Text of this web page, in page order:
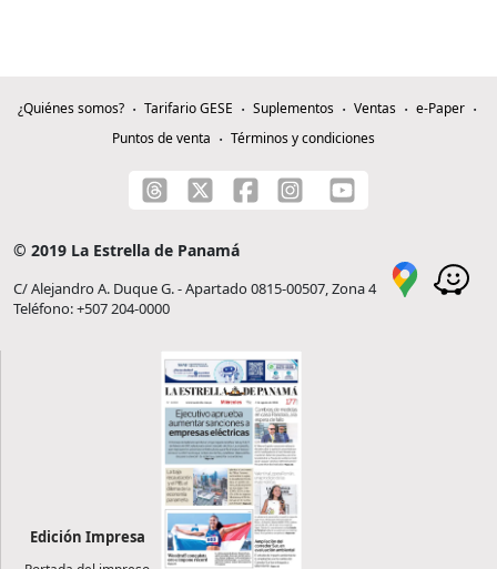
¿Quiénes somos? Tarifario GESE Suplementos Ventas
e-Paper
Puntos de venta
Términos y condiciones
© 2019 La Estrella de Panamá
C/ Alejandro A. Duque G. - Apartado 0815-00507, Zona 4
Teléfono: +507 204-0000
Edición Impresa